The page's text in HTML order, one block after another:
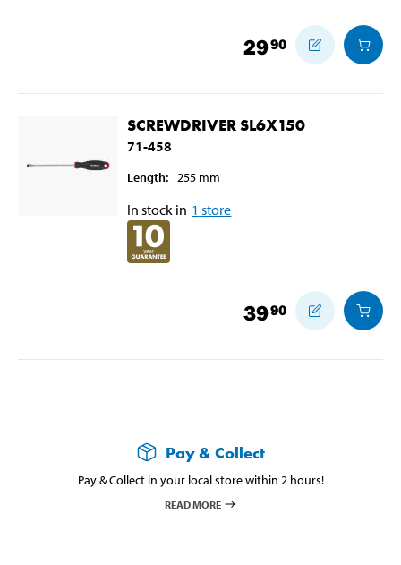
2990
SCREWDRIVER SL6X150
71-458
Length: 255 mm
In stock in 1 store
3990
Pay & Collect
Pay & Collect in your local store within 2 hours!
READ MORE